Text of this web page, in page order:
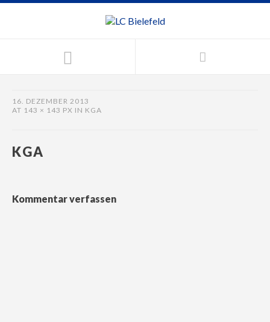
16. DEZEMBER 2013
AT 143 × 143 PX IN KGA
KGA
Kommentar verfassen